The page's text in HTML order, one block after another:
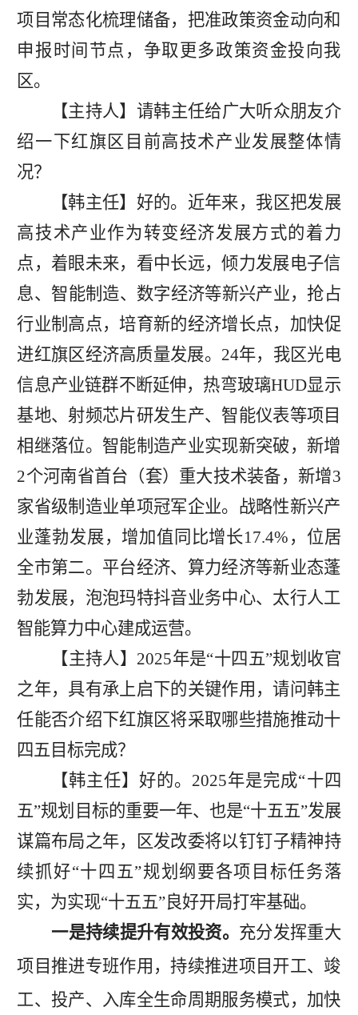
项目常态化梳理储备，把准政策资金动向和
申报时间节点，争取更多政策资金投向我
区。
【主持人】 请韩主任给广大听众朋友介
绍一下红旗区 目前高技术产业发展整体情
况？
【韩主任】好的。 近年来， 我区把发展
高技术产业作为转变经济发展方式的着力
点，着眼未来，看中长远，倾力发展电子信
息、 智能制造、数字经济等新兴产业，抢占
行业制高点，培育新的经济增长点， 加快促
进红旗区经济高质量发展。 24年，我区光电
信息产业链群不断延伸，热弯玻璃HUD显示
基地、射频芯片研发生产、智能仪表等项目
相继落位。智能制造产业实现新突破，新增
2个河南省首台（套）重大技术装备，新增3
家省级制造业单项冠军企业。战略性新兴产
业蓬勃发展，增加值同比增长17.4%，位居
全市第二。平台经济、算力经济等新业态蓬
勃发展，泡泡玛特抖音业务中心、太行人工
智能算力中心建成运营。
【主持人】 2025年是“十四五”规划收官
之年，具有承上启下的关键作用，请问韩主
任能否介绍下红旗区将采取哪些措施推动十
四五目标完成？
【韩主任】好的。 2025年是完成“十四
五”规划 目标的重要一年、 也是“十五五”发展
谋篇布局之年，
区发改委将以钉钉子精神持
续抓好“十四五”规划纲要各项目标任务落
实， 为实现“十五五” 良好开局打牢基础。
一是持续提升有效投资。 充分发挥重大
项目推进专班作用，持续推进项目开工、竣
工、投产、入库全生命周期服务模式，加快